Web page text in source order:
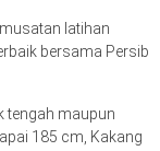
latihan
bersama Persib
tengah maupun
185 cm, Kakang